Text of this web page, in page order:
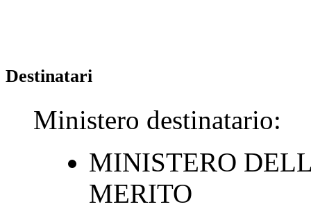
Destinatari
Ministero destinatario:
MINISTERO
MERITO